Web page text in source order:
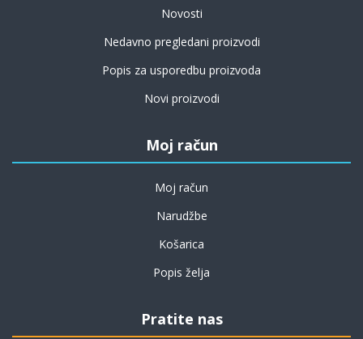
Novosti
Nedavno pregledani proizvodi
Popis za usporedbu proizvoda
Novi proizvodi
Moj račun
Moj račun
Narudžbe
Košarica
Popis želja
Pratite nas